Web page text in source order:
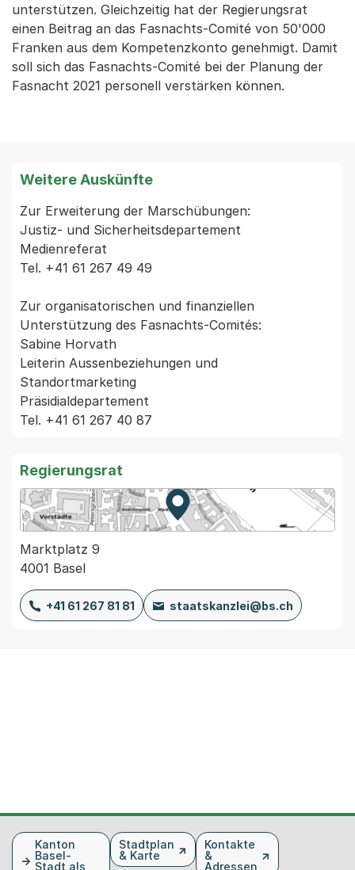
unterstützen. Gleichzeitig hat der Regierungsrat
einen Beitrag an das Fasnachts-Comité von 50'000
Franken aus dem Kompetenzkonto genehmigt. Damit
soll sich das Fasnachts-Comité bei der Planung der
Fasnacht 2021 personell verstärken können.
Weitere Auskünfte
Zur Erweiterung der Marschübungen:
Justiz- und Sicherheitsdepartement
Medienreferat
Tel. +41 61 267 49 49
Zur organisatorischen und finanziellen
Unterstützung des Fasnachts-Comités:
Sabine Horvath
Leiterin Aussenbeziehungen und
Standortmarketing
Präsidialdepartement
Regierungsrat
Zur Karte von MapBS.
Externer Link, wird in einem
Marktplatz 9
4001 Basel
+41 61 267 81 81 staatskanzlei@bs.ch
FusszeileKanton
Basel-
Stadt als
Stadtplan
& Karte
Kontakte
&
Adressen